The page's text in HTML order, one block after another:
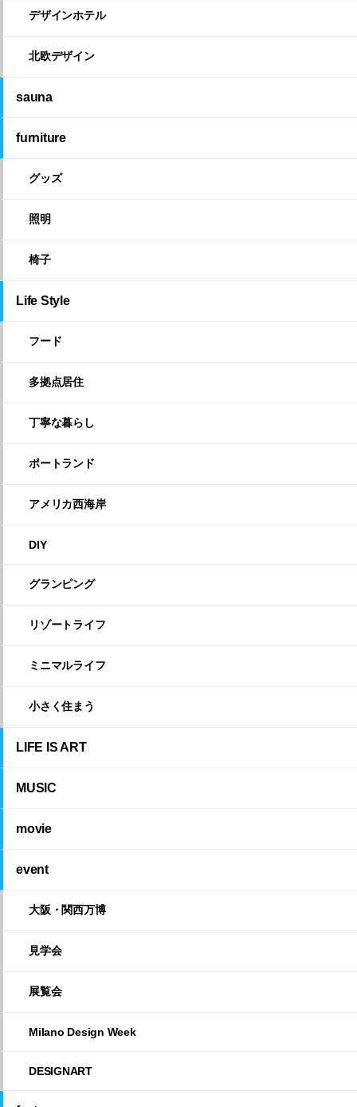
デザインホテル
北欧デザイン
sauna
furniture
グッズ
照明
椅子
Life Style
フード
多拠点居住
丁寧な暮らし
ポートランド
アメリカ西海岸
DIY
グランピング
リゾートライフ
ミニマルライフ
小さく住まう
LIFE IS ART
MUSIC
movie
event
大阪・関西万博
見学会
展覧会
Milano Design Week
DESIGNART